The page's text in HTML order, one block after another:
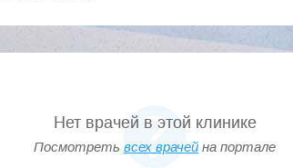
Нет врачей в этой клинике
Посмотреть всех врачей на портале